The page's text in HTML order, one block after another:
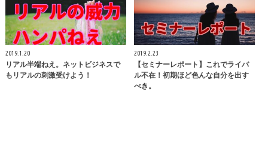
2019.1.20
リアル半端ねえ。ネットビジネスで
もリアルの刺激受けよう！
2019.2.23
【セミナーレポート】これでライバ
ル不在！初期ほど色んな自分を出す
べき。